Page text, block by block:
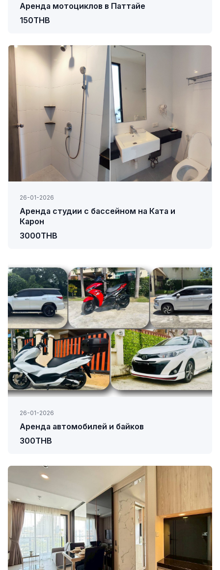
Аренда мотоциклов в Паттайе
150THB
26-01-2026
Аренда студии с бассейном на Ката и
Карон
3000THB
26-01-2026
Аренда автомобилей и байков
300THB